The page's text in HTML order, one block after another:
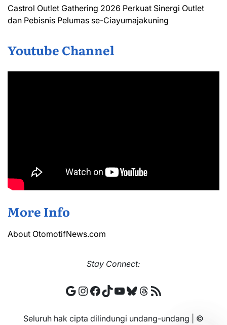
Castrol Outlet Gathering 2026 Perkuat Sinergi Outlet
dan Pebisnis Pelumas se-Ciayumajakuning
Youtube Channel
More Info
About OtomotifNews.com
Stay Connect:
Google
Instagram
Facebook
TikTok
YouTube
Bluesky
Threads
RSS Feed
Seluruh hak cipta dilindungi undang-undang | ©